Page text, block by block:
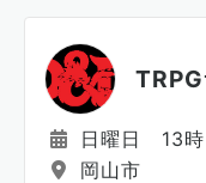
日曜日 13時
岡山市